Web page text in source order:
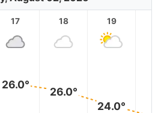
17
26.0°
18
26.0°
19
24.0°